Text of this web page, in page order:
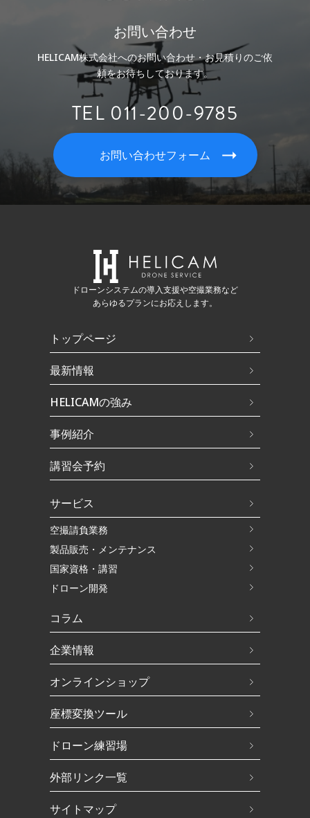
お問い合わせ
HELICAM株式会社へのお問い合わせ・お見積りのご依
頼をお待ちしております。
TEL 011-200-9785
お問い合わせフォーム
ドローンシステムの導入支援や空撮業務など
あらゆるプランにお応えします。
トップページ
最新情報
HELICAMの強み
事例紹介
講習会予約
サービス
空撮請負業務
製品販売・メンテナンス
国家資格・講習
ドローン開発
コラム
企業情報
オンラインショップ
座標変換ツール
ドローン練習場
外部リンク一覧
サイトマップ